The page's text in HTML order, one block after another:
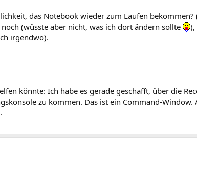
das Notebook wieder zum Laufen
(wüsste aber nicht, was ich dort ändern sollte
),
irgendwo).
könnte: Ich habe es gerade geschafft, über die
zu kommen. Das ist ein Command-